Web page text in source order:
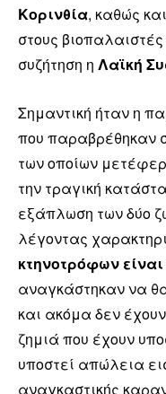
Κορινθία, καθώς
στους
συζήτηση η Λαϊκή
Σημαντική ήταν η
που παραβρέθηκαν
των οποίων
την τραγική
εξάπλωση των δύο
λέγοντας
κτηνοτρόφων
αναγκάστηκαν να
και ακόμα δεν
ζημιά που έχουν
υποστεί απώλεια
αναγκαστικής